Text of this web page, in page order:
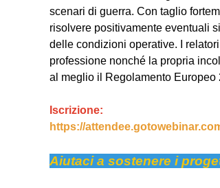
scenari di guerra. Con taglio
risolvere positivamente eventuali
delle condizioni operative. I
professione nonché la propria
al meglio il Regolamento
Iscrizione:
https://
Aiutaci a sostenere i